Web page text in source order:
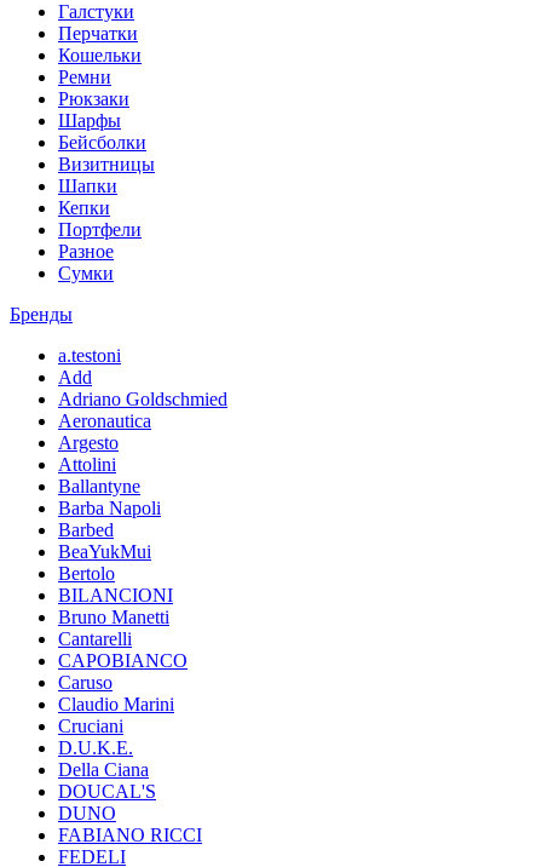
Галстуки
Перчатки
Кошельки
Ремни
Рюкзаки
Шарфы
Бейсболки
Визитницы
Шапки
Кепки
Портфели
Разное
Сумки
Бренды
a.testoni
Add
Adriano Goldschmied
Aeronautica
Argesto
Attolini
Ballantyne
Barba Napoli
Barbed
BeaYukMui
Bertolo
BILANCIONI
Bruno Manetti
Cantarelli
CAPOBIANCO
Caruso
Claudio Marini
Cruciani
D.U.K.E.
Della Ciana
DOUCAL'S
DUNO
FABIANO RICCI
FEDELI